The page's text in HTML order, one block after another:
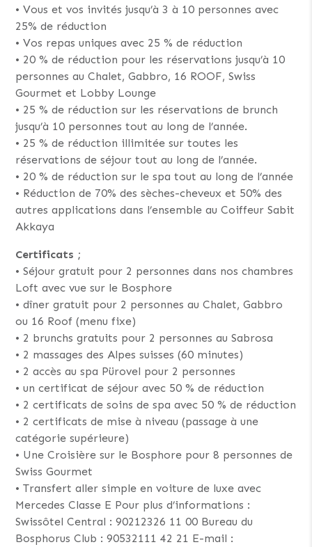
• Vous et vos invités jusqu’à 3 à 10 personnes avec
25% de réduction
• Vos repas uniques avec 25 % de réduction
• 20 % de réduction pour les réservations jusqu’à 10
personnes au Chalet, Gabbro, 16 ROOF, Swiss
Gourmet et Lobby Lounge
• 25 % de réduction sur les réservations de brunch
jusqu’à 10 personnes tout au long de l’année.
• 25 % de réduction illimitée sur toutes les
réservations de séjour tout au long de l’année.
• 20 % de réduction sur le spa tout au long de l’année
• Réduction de 70% des sèches-cheveux et 50% des
autres applications dans l’ensemble au Coiffeur Sabit
Akkaya
Certificats ;
• Séjour gratuit pour 2 personnes dans nos chambres
Loft avec vue sur le Bosphore
• dîner gratuit pour 2 personnes au Chalet, Gabbro
ou 16 Roof (menu fixe)
• 2 brunchs gratuits pour 2 personnes au Sabrosa
• 2 massages des Alpes suisses (60 minutes)
• 2 accès au spa Pürovel pour 2 personnes
• un certificat de séjour avec 50 % de réduction
• 2 certificats de soins de spa avec 50 % de réduction
• 2 certificats de mise à niveau (passage à une
catégorie supérieure)
• Une Croisière sur le Bosphore pour 8 personnes de
Swiss Gourmet
• Transfert aller simple en voiture de luxe avec
Mercedes Classe E Pour plus d’informations :
Swissôtel Central : 90212326 11 00 Bureau du
Bosphorus Club : 90532111 42 21 E-mail :